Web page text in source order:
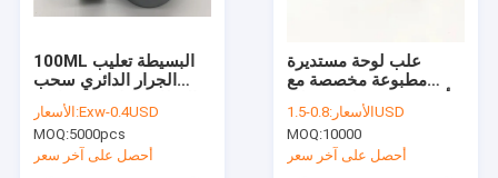
100ML البسيطة تعليب
الجرار الدائري سحب
الغطاء والبلاستيك رائحة
غطاء والدليل
الأسعار:Exw-0.4USD
MOQ:5000pcs
أحصل على آخر سعر
علب لوحة مستديرة
مطبوعة مخصصة مع
أنبوب برغي ملون بغطاء
رقائق الألومنيوم
الأسعار:0.8-1.5USD
MOQ:10000
أحصل على آخر سعر